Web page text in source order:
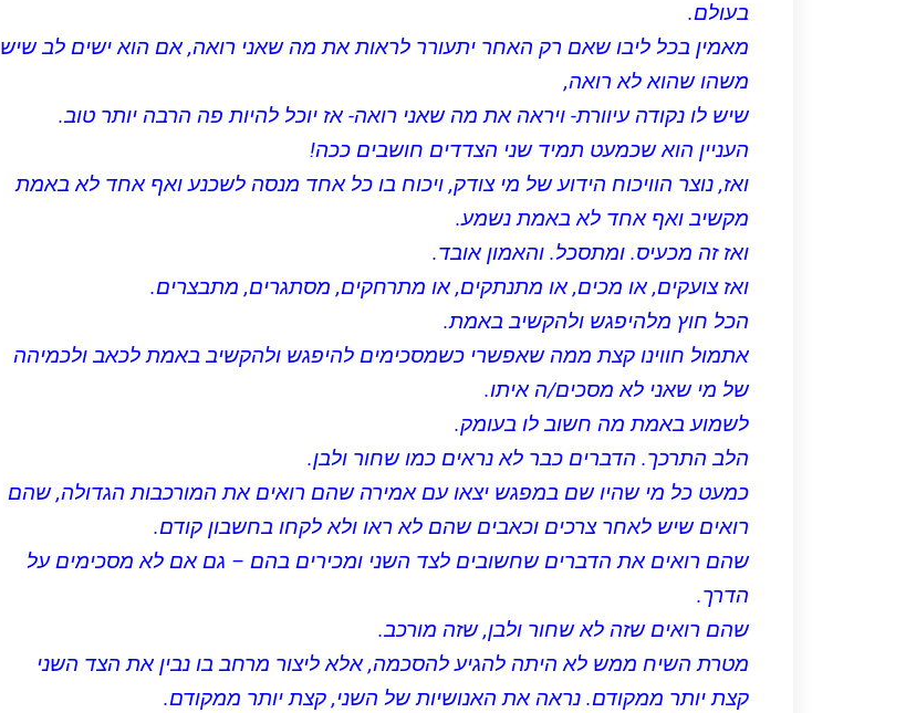
בעולם.
מאמין בכל ליבו שאם רק האחר יתעורר לראות את מה שאני רואה, אם הוא ישים לב שיש
משהו שהוא לא רואה,
שיש לו נקודה עיוורת- ויראה את מה שאני רואה- אז יוכל להיות פה הרבה יותר טוב.
העניין הוא שכמעט תמיד שני הצדדים חושבים ככה!
ואז, נוצר הוויכוח הידוע של מי צודק, ויכוח בו כל אחד מנסה לשכנע ואף אחד לא באמת
מקשיב ואף אחד לא באמת נשמע.
ואז זה מכעיס. ומתסכל. והאמון אובד.
ואז צועקים, או מכים, או מתנתקים, או מתרחקים, מסתגרים, מתבצרים.
הכל חוץ מלהיפגש ולהקשיב באמת.
אתמול חווינו קצת ממה שאפשרי כשמסכימים להיפגש ולהקשיב באמת לכאב ולכמיהה
של מי שאני לא מסכים/ה איתו.
לשמוע באמת מה חשוב לו בעומק.
הלב התרכך. הדברים כבר לא נראים כמו שחור ולבן.
כמעט כל מי שהיו שם במפגש יצאו עם אמירה שהם רואים את המורכבות הגדולה, שהם
רואים שיש לאחר צרכים וכאבים שהם לא ראו ולא לקחו בחשבון קודם.
שהם רואים את הדברים שחשובים לצד השני ומכירים בהם – גם אם לא מסכימים על
הדרך.
שהם רואים שזה לא שחור ולבן, שזה מורכב.
מטרת השיח ממש לא היתה להגיע להסכמה, אלא ליצור מרחב בו נבין את הצד השני
קצת יותר ממקודם. נראה את האנושיות של השני, קצת יותר ממקודם.